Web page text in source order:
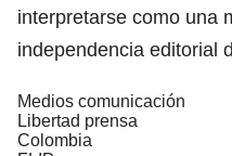
interpretarse como una
independencia editorial
Medios comunicación
Libertad prensa
Colombia